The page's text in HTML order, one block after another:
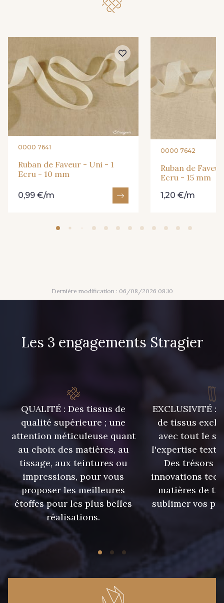
265 - 265 Rose 279 - 279 Marine
312 - 312 Vert d'eau 347 - 347 Maïs
352 - 352 Mandarine
365 - 365 Corail
369 - 369 Turquoise 385 - 385 Bordeaux
0000 7641
Ruban de Faveur - Uni - 1
Ecru - 10 mm
0,99 €/m
0000 7642
Ruban de
Ecru - 15 mm
1,20 €/m
Dernière modification : 06/08/2026 08:10
Les 3 engagements Stragier
QUALITÉ : Des tissus de
qualité supérieure ; une
attention méticuleuse quant
au choix des matières, au
tissage, aux teintures ou
impressions, pour vous
proposer les meilleures
étoffes pour les plus belles
réalisations.
EXCLUSIVITÉ :
de tissus
avec tout le
l'expertise
Des trésors
innovations
matières de
sublimer vos